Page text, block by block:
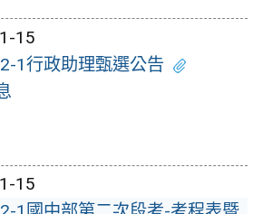
15
1行政助理甄選公告
15